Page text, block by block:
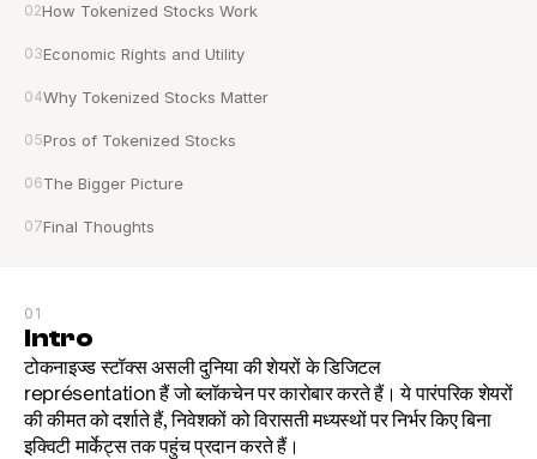
02How Tokenized Stocks Work
03Economic Rights and Utility
04Why Tokenized Stocks Matter
05Pros of Tokenized Stocks
06The Bigger Picture
07Final Thoughts
01
Intro
टोकनाइज्ड स्टॉक्स असली दुनिया की शेयरों के डिजिटल
représentation हैं जो ब्लॉकचेन पर कारोबार करते हैं। ये पारंपरिक शेयरों
की कीमत को दर्शाते हैं, निवेशकों को विरासती मध्यस्थों पर निर्भर किए बिना
इक्विटी मार्केट्स तक पहुंच प्रदान करते हैं।